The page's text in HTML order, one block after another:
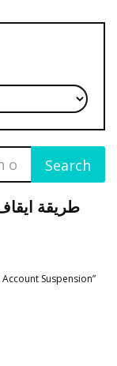
Suspension”